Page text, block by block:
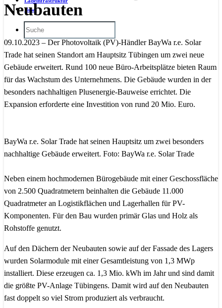
News
Neubauten
09.10.2023 – Der Photovoltaik (PV)-Händler BayWa r.e. Solar
Trade hat seinen Standort am Hauptsitz Tübingen um zwei neue
Gebäude erweitert. Rund 100 neue Büro-Arbeitsplätze bieten Raum
für das Wachstum des Unternehmens. Die Gebäude wurden in der
besonders nachhaltigen Plusenergie-Bauweise errichtet. Die
Expansion erforderte eine Investition von rund 20 Mio. Euro.
BayWa r.e. Solar Trade hat seinen Hauptsitz um zwei besonders
nachhaltige Gebäude erweitert. Foto: BayWa r.e. Solar Trade
Neben einem hochmodernen Bürogebäude mit einer Geschossfläche
von 2.500 Quadratmetern beinhalten die Gebäude 11.000
Quadratmeter an Logistikflächen und Lagerhallen für PV-
Komponenten. Für den Bau wurden primär Glas und Holz als
Rohstoffe genutzt.
Auf den Dächern der Neubauten sowie auf der Fassade des Lagers
wurden Solarmodule mit einer Gesamtleistung von 1,3 MWp
installiert. Diese erzeugen ca. 1,3 Mio. kWh im Jahr und sind damit
die größte PV-Anlage Tübingens. Damit wird auf den Neubauten
fast doppelt so viel Strom produziert als verbraucht.